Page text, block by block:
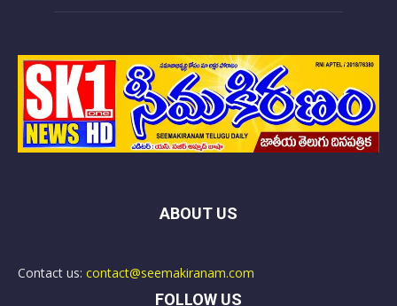
ABOUT US
Contact us: contact@seemakiranam.com
FOLLOW US